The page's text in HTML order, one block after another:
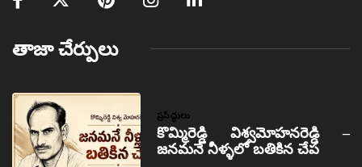
తాజా చేర్పులు
ప్రసిద్ధులు
కొమ్మిరెడ్డి విశ్వమోహనరెడ్డి –
జనమనే నీళ్ళలో బతికిన చేప